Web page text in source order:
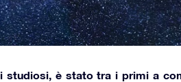
è stato tra i primi a